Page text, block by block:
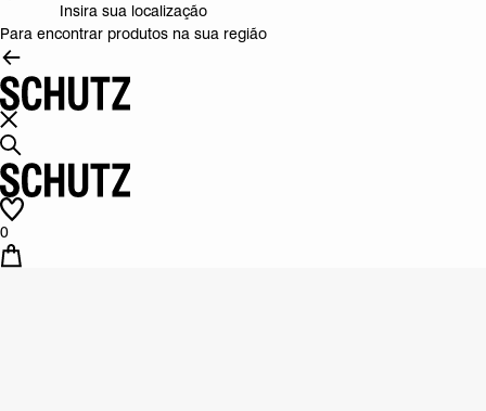
Insira sua localização
Para encontrar produtos na sua região
0